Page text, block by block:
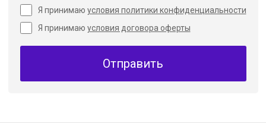
Я принимаю условия политики конфиденциальности
Я принимаю условия договора оферты
Отправить